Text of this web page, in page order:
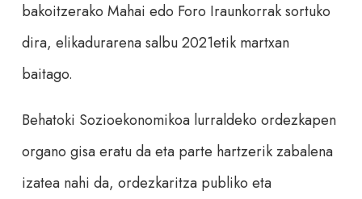
bakoitzerako Mahai edo Foro Iraunkorrak sortuko
dira, elikadurarena salbu 2021etik martxan
baitago.
Behatoki Sozioekonomikoa lurraldeko ordezkapen
organo gisa eratu da eta parte hartzerik zabalena
izatea nahi da, ordezkaritza publiko eta